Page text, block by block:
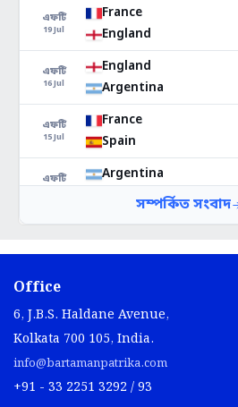
Office
6, J.B.S. Haldane Avenue,
Kolkata 700 105, India.
info@bartamanpatrika.com
+91 - 33 2251 3292 / 93